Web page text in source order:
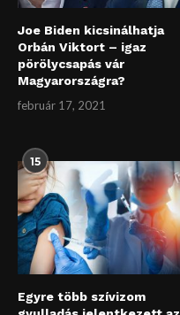
Joe Biden kicsinálhatja
Orbán Viktort – igaz
pörölycsapás vár
Magyarországra?
február 17, 2021
15
Egyre több szívizom